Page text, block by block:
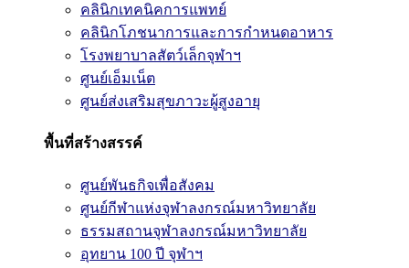
คลินิกเทคนิคการแพทย์
คลินิกโภชนาการและการกำหนดอาหาร
โรงพยาบาลสัตว์เล็กจุฬาฯ
ศูนย์เอ็มเน็ต
ศูนย์ส่งเสริมสุขภาวะผู้สูงอายุ
พื้นที่สร้างสรรค์
ศูนย์พันธกิจเพื่อสังคม
ศูนย์กีฬาแห่งจุฬาลงกรณ์มหาวิทยาลัย
ธรรมสถานจุฬาลงกรณ์มหาวิทยาลัย
อุทยาน 100 ปี จุฬาฯ